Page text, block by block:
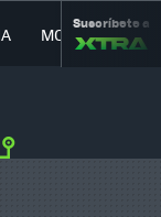
MOVILIDAD
Suscríbete a